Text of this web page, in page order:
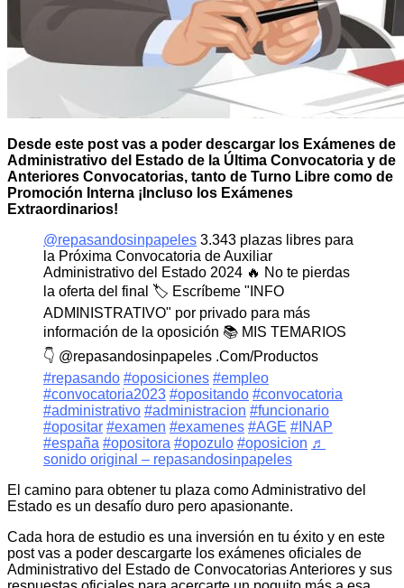
Desde este post vas a poder descargar los Exámenes de
Administrativo del Estado de la Última Convocatoria y de
Anteriores Convocatorias, tanto de Turno Libre como de
Promoción Interna ¡Incluso los Exámenes
Extraordinarios!
@repasandosinpapeles 3.343 plazas libres para
la Próxima Convocatoria de Auxiliar
Administrativo del Estado 2024 🔥 No te pierdas
la oferta del final 🏷️ Escríbeme "INFO
ADMINISTRATIVO" por privado para más
información de la oposición 📚 MIS TEMARIOS
👇 @repasandosinpapeles .Com/Productos
#repasando #oposiciones #empleo
#convocatoria2023 #opositando #convocatoria
#administrativo #administracion #funcionario
#opositar #examen #examenes #AGE #INAP
#españa #opositora #opozulo #oposicion ♬
sonido original – repasandosinpapeles
El camino para obtener tu plaza como Administrativo del
Estado es un desafío duro pero apasionante.
Cada hora de estudio es una inversión en tu éxito y en este
post vas a poder descargarte los exámenes oficiales de
Administrativo del Estado de Convocatorias Anteriores y sus